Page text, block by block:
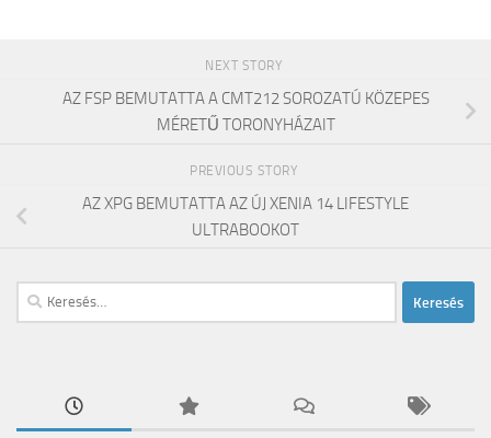
NEXT STORY
AZ FSP BEMUTATTA A CMT212 SOROZATÚ KÖZEPES
MÉRETŰ TORONYHÁZAIT
PREVIOUS STORY
AZ XPG BEMUTATTA AZ ÚJ XENIA 14 LIFESTYLE
ULTRABOOKOT
Keresés: